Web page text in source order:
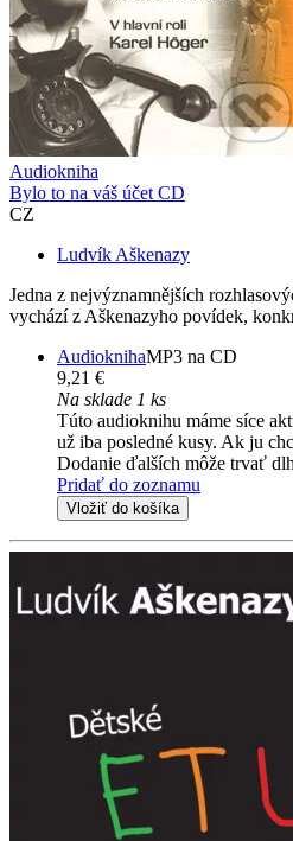
Audiokniha
Bylo to na váš účet CD
CZ
Ludvík Aškenazy
Jedna z nejvýznamnějších
vychází z Aškenazyho povídek,
AudioknihaMP3 na CD
9,21 €
Na sklade 1 ks
Túto audioknihu máme síce
už iba posledné kusy. Ak ju
Dodanie ďalších môže trvať
Pridať do zoznamu
Vložiť do košíka